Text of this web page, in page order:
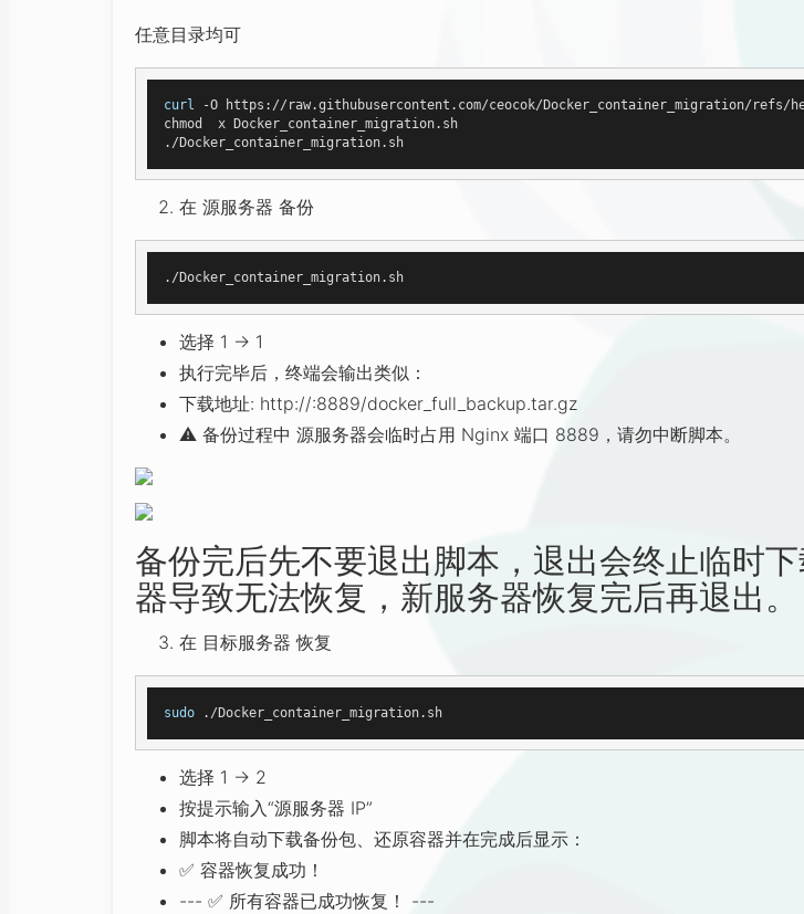
任意目录均可
curl
-O https://raw.githubusercontent.com/ceocok/Docker_container_migration/refs/
chmod  x Docker_container_migration.sh
./Docker_container_migration.sh
在 源服务器 备份
./Docker_container_migration.sh
选择 1 → 1
执行完毕后，终端会输出类似：
下载地址: http://:8889/docker_full_backup.tar.gz
⚠ ️ 备份过程中 源服务器会临时占用 Nginx 端口 8889，请勿中断脚本。
备份完后先不要退出脚本，退出会终止临时
器导致无法恢复，新服务器恢复完后再退出。
在 目标服务器 恢复
sudo ./Docker_container_migration.sh
选择 1 → 2
按提示输入“源服务器 IP”
脚本将自动下载备份包、还原容器并在完成后显示：
✅ 容器恢复成功！
--- ✅ 所有容器已成功恢复！ ---